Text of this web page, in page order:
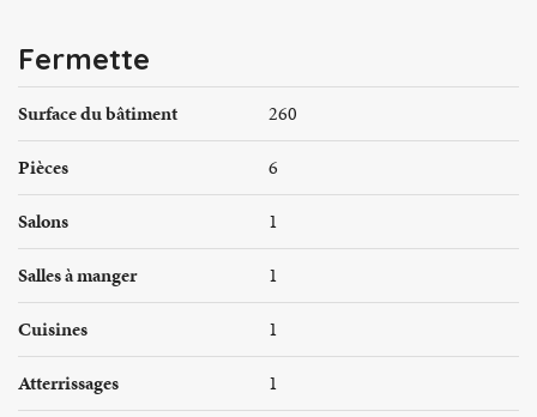
Fermette
Surface du bâtiment
260
Pièces
6
Salons
1
Salles à manger
1
Cuisines
1
Atterrissages
1